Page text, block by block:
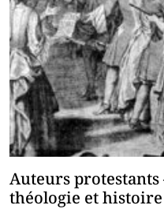
Auteurs
théologie et histoire